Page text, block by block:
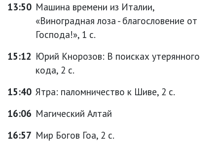
13:50 Машина времени из Италии,
«Виноградная лоза - благословение от
Господа!», 1 с.
15:12 Юрий Кнорозов: В поисках утерянного
кода, 2 с.
15:40 Ятра: паломничество к Шиве, 2 с.
16:06 Магический Алтай
16:57 Мир Богов Гоа, 2 с.